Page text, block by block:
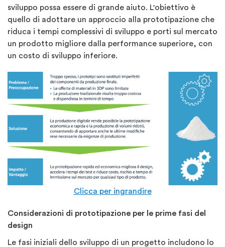
sviluppo possa essere di grande aiuto. L'obiettivo è
quello di adottare un approccio alla prototipazione che
riduca i tempi complessivi di sviluppo e porti sul mercato
un prodotto migliore dalla performance superiore, con
un costo di sviluppo inferiore.
Clicca per ingrandire
Considerazioni di prototipazione per le prime fasi del
design
Le fasi iniziali dello sviluppo di un progetto includono lo